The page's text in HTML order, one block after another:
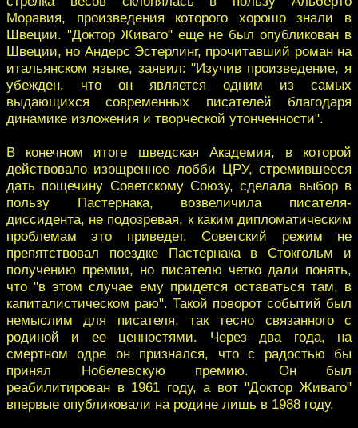
Моравия, произведения которого хорошо знали в
Швеции. "Доктор Живаго" еще не был опубликован в
Швеции, но Андерс Эстерлинг, прочитавший роман на
итальянском языке, заявил: "Изучив произведение, я
убежден, что он является одним из самых
выдающихся современных писателей благодаря
динамике изложения и творческой утонченности".
В конечном итоге шведская Академия, в которой
действовало изощренное лобби ЦРУ, стремившееся
дать пощечину Советскому Союзу, сделала выбор в
пользу Пастернака, возвеличила писателя-
диссидента, не подозревая, к каким дипломатическим
проблемам это приведет. Советский режим не
препятствовал поездке Пастернака в Стокгольм и
получению премии, но писателю четко дали понять,
что "в этом случае ему придется оставаться там, в
капиталистическом раю". Такой поворот событий был
немыслим для писателя, так тесно связанного с
родиной и ее ценностями. Через два года, на
смертном одре он признался, что с радостью бы
принял Нобелевскую премию. Он был
реабилитирован в 1961 году, а вот "Доктор Живаго"
впервые опубликовали на родине лишь в 1988 году.